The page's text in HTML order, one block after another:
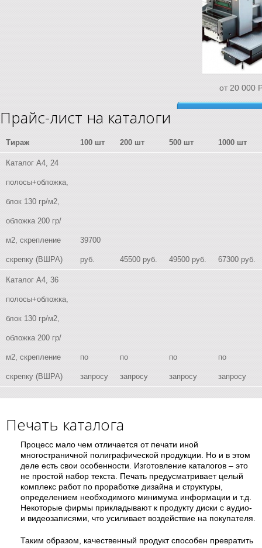
от 20 000
Прайс-лист на каталоги
Тираж 100 шт 200 шт 500 шт 1000 шт
Каталог А4, 24
полосы+обложка,
блок 130 гр/м2,
обложка 200 гр/
м2, скрепление
скрепку (ВШРА)
39700
руб. 45500 руб. 49500 руб. 67300 руб.
Каталог А4, 36
полосы+обложка,
блок 130 гр/м2,
обложка 200 гр/
м2, скрепление
скрепку (ВШРА)
по
запросу
по
запросу
по
запросу
по
запросу
Печать каталога
Процесс мало чем отличается от печати иной
многостраничной полиграфической продукции. Но и в этом
деле есть свои особенности. Изготовление каталогов – это
не простой набор текста. Печать предусматривает целый
комплекс работ по проработке дизайна и структуры,
определением необходимого минимума информации и т.д.
Некоторые фирмы прикладывают к продукту диски с аудио-
и видеозаписями, что усиливает воздействие на покупателя.
Таким образом, качественный продукт способен превратить